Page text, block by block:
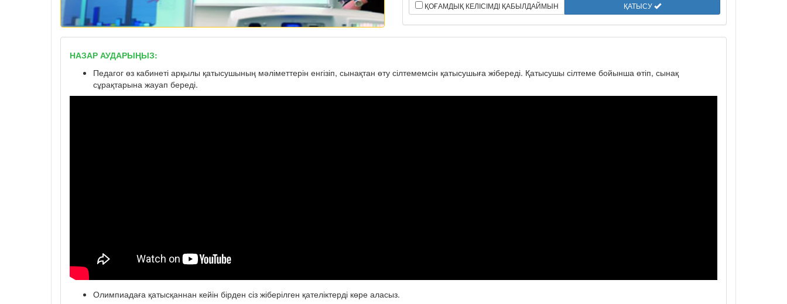
ҚОҒАМДЫҚ КЕЛІСІМДІ ҚАБЫЛДАЙМЫН ҚАТЫСУ
НАЗАР АУДАРЫҢЫЗ:
Педагог өз кабинеті арқылы қатысушының мәліметтерін енгізіп, сынақтан өту сілтемемсін қатысушыға жібереді. Қатысушы сілтеме бойынша өтіп, сынақ
сұрақтарына жауап береді.
Олимпиадаға қатысқаннан кейін бірден сіз жіберілген қателіктерді көре аласыз.